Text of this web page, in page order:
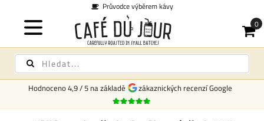
Průvodce výběrem kávy
Hodnoceno4,9/5 na základě zákaznických recenzí Google